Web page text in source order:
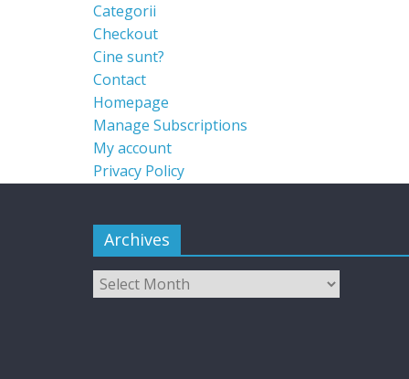
Categorii
Checkout
Cine sunt?
Contact
Homepage
Manage Subscriptions
My account
Privacy Policy
Archives